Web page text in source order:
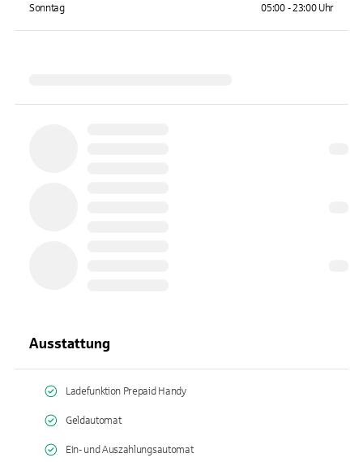
Sonntag 05:00 - 23:00 Uhr
Ausstattung
Ladefunktion Prepaid Handy
Geldautomat
Ein- und Auszahlungsautomat